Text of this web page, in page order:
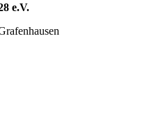
e.V.